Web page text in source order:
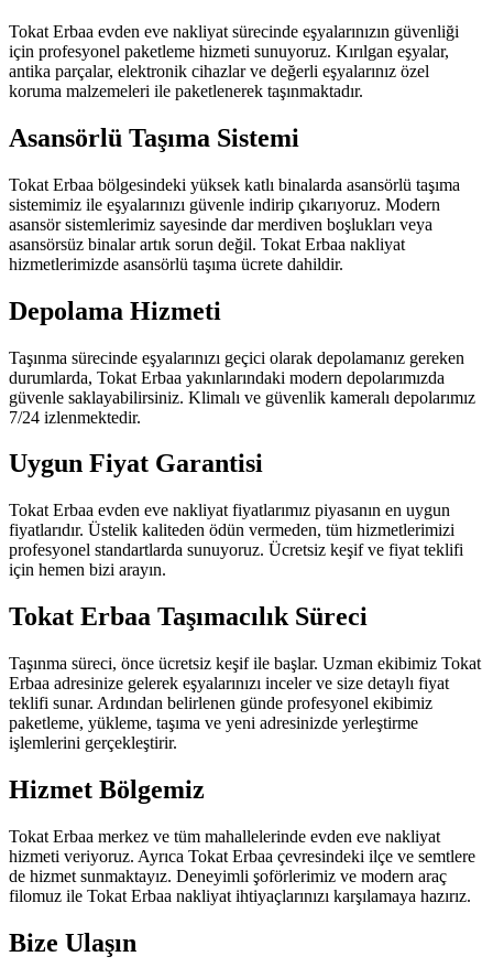
Tokat Erbaa evden eve nakliyat sürecinde eşyalarınızın güvenliği
için profesyonel paketleme hizmeti sunuyoruz. Kırılgan eşyalar,
antika parçalar, elektronik cihazlar ve değerli eşyalarınız özel
koruma malzemeleri ile paketlenerek taşınmaktadır.
Asansörlü Taşıma Sistemi
Tokat Erbaa bölgesindeki yüksek katlı binalarda asansörlü taşıma
sistemimiz ile eşyalarınızı güvenle indirip çıkarıyoruz. Modern
asansör sistemlerimiz sayesinde dar merdiven boşlukları veya
asansörsüz binalar artık sorun değil. Tokat Erbaa nakliyat
hizmetlerimizde asansörlü taşıma ücrete dahildir.
Depolama Hizmeti
Taşınma sürecinde eşyalarınızı geçici olarak depolamanız gereken
durumlarda, Tokat Erbaa yakınlarındaki modern depolarımızda
güvenle saklayabilirsiniz. Klimalı ve güvenlik kameralı depolarımız
7/24 izlenmektedir.
Uygun Fiyat Garantisi
Tokat Erbaa evden eve nakliyat fiyatlarımız piyasanın en uygun
fiyatlarıdır. Üstelik kaliteden ödün vermeden, tüm hizmetlerimizi
profesyonel standartlarda sunuyoruz. Ücretsiz keşif ve fiyat teklifi
için hemen bizi arayın.
Tokat Erbaa Taşımacılık Süreci
Taşınma süreci, önce ücretsiz keşif ile başlar. Uzman ekibimiz Tokat
Erbaa adresinize gelerek eşyalarınızı inceler ve size detaylı fiyat
teklifi sunar. Ardından belirlenen günde profesyonel ekibimiz
paketleme, yükleme, taşıma ve yeni adresinizde yerleştirme
işlemlerini gerçekleştirir.
Hizmet Bölgemiz
Tokat Erbaa merkez ve tüm mahallelerinde evden eve nakliyat
hizmeti veriyoruz. Ayrıca Tokat Erbaa çevresindeki ilçe ve semtlere
de hizmet sunmaktayız. Deneyimli şoförlerimiz ve modern araç
filomuz ile Tokat Erbaa nakliyat ihtiyaçlarınızı karşılamaya hazırız.
Bize Ulaşın